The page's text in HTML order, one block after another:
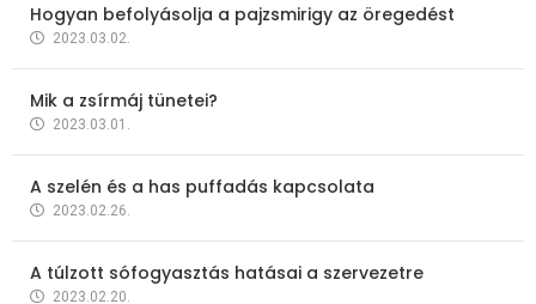
Hogyan befolyásolja a pajzsmirigy az öregedést
2023.03.02.
Mik a zsírmáj tünetei?
2023.03.01.
A szelén és a has puffadás kapcsolata
2023.02.26.
A túlzott sófogyasztás hatásai a szervezetre
2023.02.20.